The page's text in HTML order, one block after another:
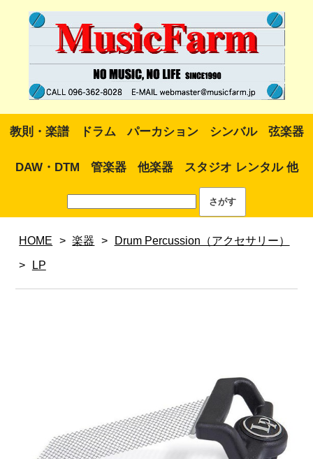
教則・楽譜 ドラム パーカション シンバル 弦楽器
DAW・DTM 管楽器 他楽器 スタジオ レンタル 他
HOME > 楽器 > Drum Percussion（アクセサリー）
> LP